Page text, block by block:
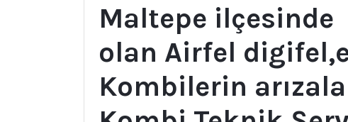
Maltepe
olan Airfel
Kombilerin